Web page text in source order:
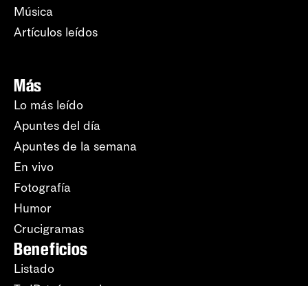
Música
Artículos leídos
Más
Lo más leído
Apuntes del día
Apuntes de la semana
En vivo
Fotografía
Humor
Crucigramas
Beneficios
Listado